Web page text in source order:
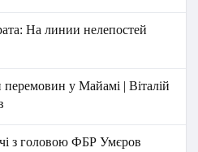
На линии нелепостей
перемовин у Майамі | Віталій
з головою ФБР Умєров